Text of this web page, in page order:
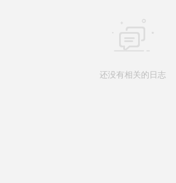
还没有相关的日志